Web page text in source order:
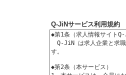
Q-JiNサービス利用規約